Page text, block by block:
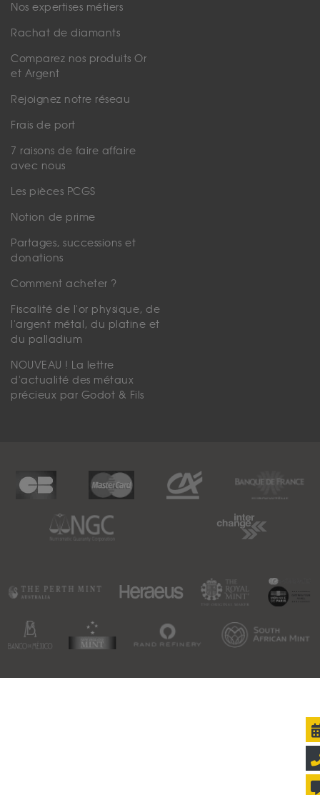
Nos expertises métiers
Rachat de diamants
Comparez nos produits Or
et Argent
Rejoignez notre réseau
Frais de port
7 raisons de faire affaire
avec nous
Les pièces PCGS
Notion de prime
Partages, successions et
donations
Comment acheter ?
Fiscalité de l'or physique, de
l'argent métal, du platine et
du palladium
NOUVEAU ! La lettre
d'actualité des métaux
précieux par Godot & Fils